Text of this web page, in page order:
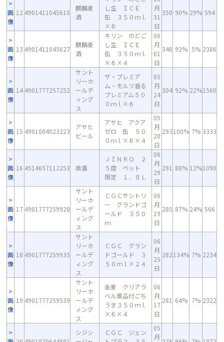
画
像
12 4901411045610
麒麟麦
酒
し生 ＩＣＥ
缶 ３５０ｍｌ
×６
月
31
日
350 90% 29% 594
画
像
13 4901411045627
麒麟麦
酒
キリン のどご
し生 ＩＣＥ
缶 ３５０ｍｌ
×６×４
06
月
01
日
346 92% 5% 2386
画
像
14 4901777257252
サント
リーホ
ールデ
ィング
ス
ザ・プレミア
ム・モルツ香る
プレミアム５０
０ｍｌ×６
05
月
24
日
304 92% 22%1560
画
像
15 4901004023223
アサヒ
ビール
アサヒ アクア
ゼロ 缶 ５０
０ｍｌ×６×４
05
月
20
日
293100% 7% 3333
画
像
16 4514657112253 眞露
ＪＩＮＲＯ ２
５度 ペット
限定 １．８Ｌ
06
月
29
日
291 88% 12%1090
画
像
17 4901777259928
サント
リーホ
ールデ
ィング
ス
ＣＧＣサントリ
ー グランドゴ
ールド ３５０
ｍ
06
月
19
日
285 87% 24% 566
画
像
18 4901777259935
サント
リーホ
ールデ
ィング
ス
ＣＧＣ グラン
ドゴールド ３
５０ｍｌ×２４
06
月
25
日
282134% 7% 2234
画
像
19 4901777259539
サント
リーホ
ールデ
ィング
ス
金麦 クリアラ
ベル景品付ごち
うま３５０ｍｌ
×６×４
06
月
17
日
281 64% 7% 2322
シジシ
ＣＧＣ ジェン
05
月